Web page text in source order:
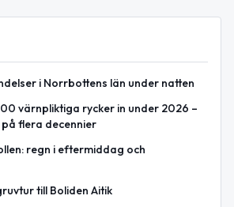
i Norrbottens län under natten
värnpliktiga rycker in under 2026 –
flera decennier
regn i eftermiddag och
till Boliden Aitik